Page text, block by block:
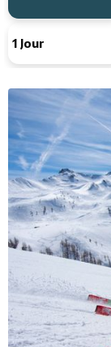
1 Jour